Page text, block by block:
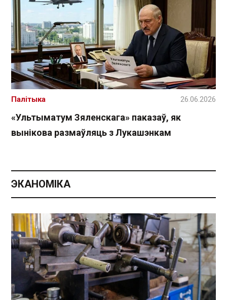
«Ультыматум Зяленскага» паказаў, як
вынікова размаўляць з Лукашэнкам
Палітыка 26.06.2026
ЭКАНОМІКА